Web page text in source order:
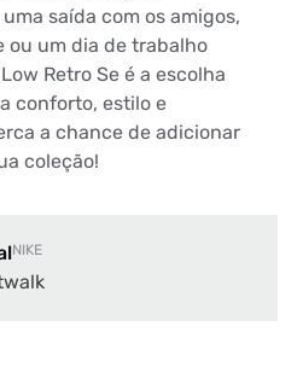
saída com os amigos,
ou um dia de trabalho
Retro Se é a escolha
conforto, estilo e
a chance de adicionar
coleção!
NIKE